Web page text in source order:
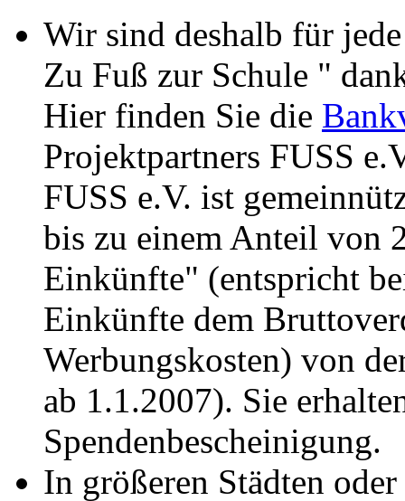
Wir sind deshalb für
Zu Fuß zur Schule "
Hier finden Sie die
Projektpartners FUSS
FUSS e.V. ist
bis zu einem Anteil von
Einkünfte" (entspricht
Einkünfte dem
Werbungskosten) von
ab 1.1.2007). Sie
Spendenbescheinigung.
In größeren Städten